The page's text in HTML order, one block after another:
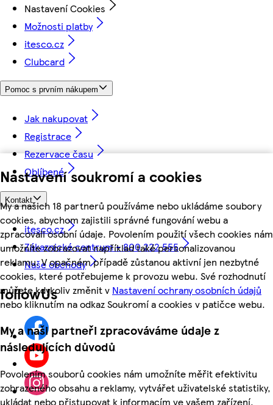
Nastavení soukromí a cookies
My a našich 18 partnerů používáme nebo ukládáme soubory
cookies, abychom zajistili správné fungování webu a
zpracovali osobní údaje. Povolením použití všech cookies nám
umožníte zobrazovat například také personalizovanou
reklamu. V opačném případě zůstanou aktivní jen nezbytné
cookies, které potřebujeme k provozu webu. Své rozhodnutí
můžete kdykoliv změnit v Nastavení ochrany osobních údajů
nebo kliknutím na odkaz Soukromí a cookies v patičce webu.
My a naši partneři zpracováváme údaje z
následujících důvodů
Povolením souborů cookies nám umožníte měřit efektivitu
zobrazeného obsahu a reklamy, vytvářet uživatelské statistiky,
ukládat nebo přistupovat k informacím ve vašem zařízení,
Nastavení Cookies
Možnosti platby
itesco.cz
Clubcard
Pomoc s prvním nákupem
Jak nakupovat
Registrace
Rezervace času
Oblíbené
Kontakt
itesco.cz
Zákaznické centrum - 800 222 555
Naše obchody
followUs